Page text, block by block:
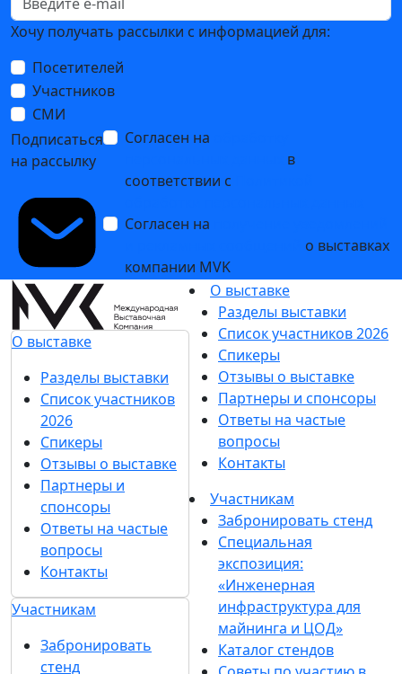
Хочу получать рассылки с информацией для:
Посетителей
Участников
СМИ
Подписаться
на рассылку
Согласен на
в
соответствии с
Согласен на
о выставках
компании MVK
О выставке
Разделы выставки
Список участников
2026
Спикеры
Отзывы о выставке
Партнеры и
спонсоры
Ответы на частые
вопросы
Контакты
Участникам
Забронировать
стенд
О выставке
Разделы выставки
Список участников 2026
Спикеры
Отзывы о выставке
Партнеры и спонсоры
Ответы на частые
вопросы
Контакты
Участникам
Забронировать стенд
Специальная
экспозиция:
«Инженерная
инфраструктура для
майнинга и ЦОД»
Каталог стендов